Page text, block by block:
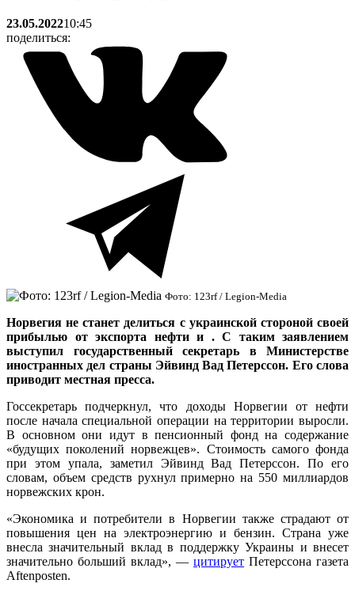
23.05.202210:45
поделиться:
Фото: 123rf / Legion-Media
Норвегия не станет делиться с украинской стороной своей
прибылью от экспорта нефти и . С таким заявлением
выступил государственный секретарь в Министерстве
иностранных дел страны Эйвинд Вад Петерссон. Его слова
приводит местная пресса.
Госсекретарь подчеркнул, что доходы Норвегии от нефти
после начала специальной операции на территории выросли.
В основном они идут в пенсионный фонд на содержание
«будущих поколений норвежцев». Стоимость самого фонда
при этом упала, заметил Эйвинд Вад Петерссон. По его
словам, объем средств рухнул примерно на 550 миллиардов
норвежских крон.
«Экономика и потребители в Норвегии также страдают от
повышения цен на электроэнергию и бензин. Страна уже
внесла значительный вклад в поддержку Украины и внесет
значительно больший вклад», — цитирует Петерссона газета
Aftenposten.